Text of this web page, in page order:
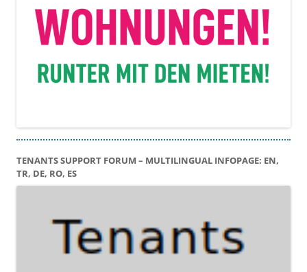
TENANTS SUPPORT FORUM – MULTILINGUAL INFOPAGE: EN,
TR, DE, RO, ES